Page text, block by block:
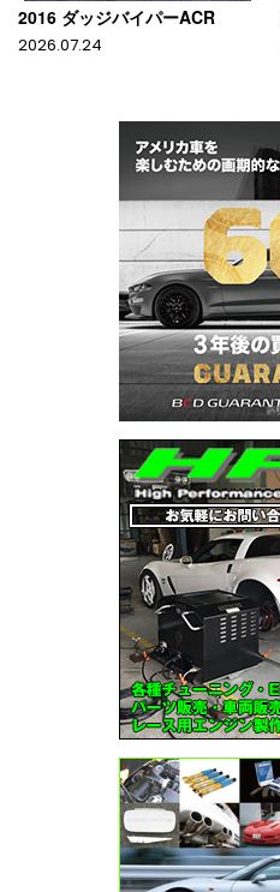
2016 ダッジバイパーACR
2026.07.24